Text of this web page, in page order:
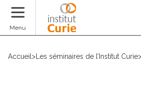
Menu
Accueil > Les séminaires de l’Institut Curie>